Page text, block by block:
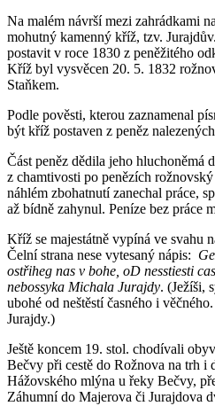
Na malém návrší mezi zahrádkami
mohutný kamenný kříž, tzv.
postavit v roce 1830 z peněžitého
Kříž byl vysvěcen 20. 5. 1832
Staňkem.
Podle pověsti, kterou zaznamenal
být kříž postaven z peněz
Část peněz dědila jeho hluchoněmá
z chamtivosti po penězích
náhlém zbohatnutí zanechal práce,
až bídně zahynul. Peníze bez práce
Kříž se majestátně vypíná ve svahu
Čelní strana nese vytesaný nápis:
ostřiheg nas v bohe, oD nesstiesti
nebossyka Michala Jurajdy. (Ježíši,
ubohé od neštěstí časného i
Jurajdy.)
Ještě koncem 19. stol. chodívali
Bečvy při cestě do Rožnova na trh i
Hážovského mlýna u řeky Bečvy,
Záhumní do Majerova či Jurajdova